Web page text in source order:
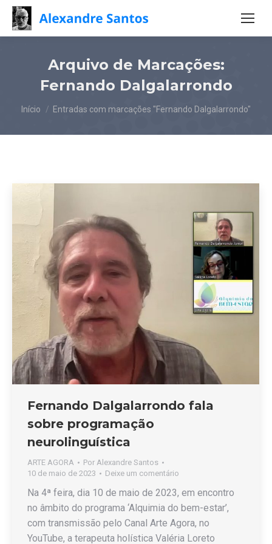
Arquivo de Marcações:
Fernando Dalgalarrondo
Você está aqui:
Início Entradas com marcações "Fernando Dalgalarrondo"
Fernando Dalgalarrondo fala
sobre programação
neurolinguística
ARTE AGORA Por Alexandre Santos
10 de maio de 2023
Deixe um comentário
Na 4ª feira, dia 10 de maio de 2023, em encontro
no âmbito do programa ‘Alquimia do bem-estar’,
com transmissão pelo Canal Arte Agora, no
YouTube, a terapeuta holística Valéria Loreto